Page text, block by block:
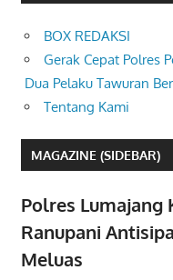
BOX REDAKSI
Gerak Cepat Polres
Dua Pelaku Tawuran
Tentang Kami
MAGAZINE (SIDEBAR)
Polres Lumajang
Ranupani
Meluas